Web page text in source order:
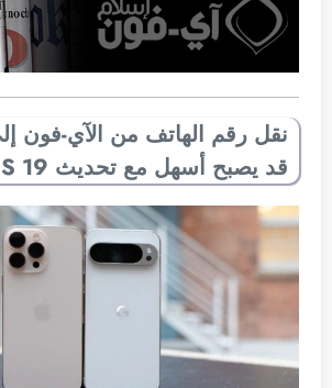
نقل رقم الهاتف من الآي-فون
قد يصبح أسهل مع تحديث iOS 19